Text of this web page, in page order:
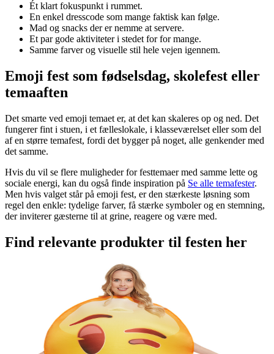
Ét klart fokuspunkt i rummet.
En enkel dresscode som mange faktisk kan følge.
Mad og snacks der er nemme at servere.
Et par gode aktiviteter i stedet for for mange.
Samme farver og visuelle stil hele vejen igennem.
Emoji fest som fødselsdag, skolefest eller
temaaften
Det smarte ved emoji temaet er, at det kan skaleres op og ned. Det
fungerer fint i stuen, i et fælleslokale, i klasseværelset eller som del
af en større temafest, fordi det bygger på noget, alle genkender med
det samme.
Hvis du vil se flere muligheder for festtemaer med samme lette og
sociale energi, kan du også finde inspiration på Se alle temafester.
Men hvis valget står på emoji fest, er den stærkeste løsning som
regel den enkle: tydelige farver, få stærke symboler og en stemning,
der inviterer gæsterne til at grine, reagere og være med.
Find relevante produkter til festen her